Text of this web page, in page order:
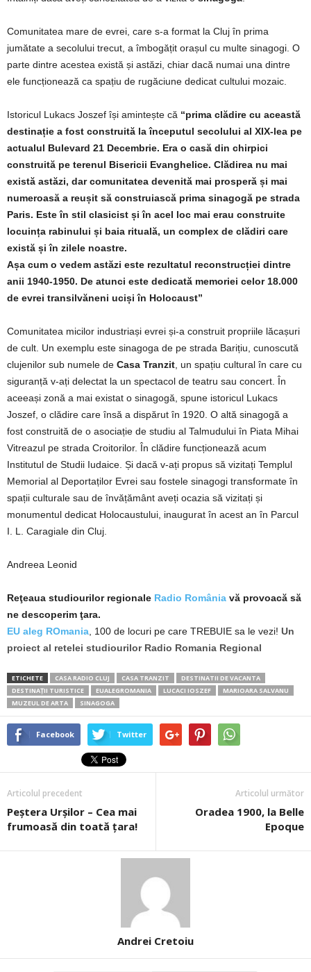
Comunitatea mare de evrei, care s-a format la Cluj în prima
jumătate a secolului trecut, a îmbogățit orașul cu multe sinagogi. O
parte dintre acestea există și astăzi, chiar dacă numai una dintre
ele funcționează ca spațiu de rugăciune dedicat cultului mozaic.
Istoricul Lukacs Joszef își amintește că “prima clădire cu această
destinație a fost construită la începutul secolului al XIX-lea pe
actualul Bulevard 21 Decembrie. Era o casă din chirpici
construită pe terenul Bisericii Evanghelice. Clădirea nu mai
există astăzi, dar comunitatea devenită mai prosperă și mai
numeroasă a reușit să construiască prima sinagogă pe strada
Paris. Este în stil clasicist și în acel loc mai erau construite
locuința rabinului și baia rituală, un complex de clădiri care
există și în zilele noastre.
Așa cum o vedem astăzi este rezultatul reconstrucției dintre
anii 1940-1950. De atunci este dedicată memoriei celor 18.000
de evrei transilvăneni uciși în Holocaust”
Comunitatea micilor industriași evrei și-a construit propriile lăcașuri
de cult. Un exemplu este sinagoga de pe strada Barițiu, cunoscută
clujenilor sub numele de Casa Tranzit, un spațiu cultural în care cu
siguranță v-ați delectat la un spectacol de teatru sau concert. În
aceeași zonă a mai existat o sinagogă, spune istoricul Lukacs
Joszef, o clădire care însă a dispărut în 1920. O altă sinagogă a
fost construită de o asociație de studiu al Talmudului în Piata Mihai
Vitreazul pe strada Croitorilor. În clădire funcționează acum
Institutul de Studii Iudaice. Și dacă v-ați propus să vizitați Templul
Memorial al Deportaților Evrei sau fostele sinagogi transformate în
spații culturale sau de învățământ aveți ocazia să vizitați și
monumentul dedicat Holocaustului, inaugurat în acest an în Parcul
I. L. Caragiale din Cluj.
Andreea Leonid
Reţeaua studiourilor regionale Radio România vă provoacă să
ne descoperim ţara.
EU aleg ROmania, 100 de locuri pe care TREBUIE sa le vezi! Un
proiect al retelei studiourilor Radio Romania Regional
ETICHETE CASA RADIO CLUJ CASA TRANZIT
DESTINATII DE VACANTA
DESTINAȚII TURISTICE
EUALEGROMANIA LUCACI IOSZEF
MARIOARA SALVANU
MUZEUL DE ARTA
SINAGOGA
Facebook Twitter
Articolul precedent
Peştera Urşilor – Cea mai
frumoasă din toată ţara!
Articolul următor
Oradea 1900, la Belle
Epoque
Andrei Cretoiu